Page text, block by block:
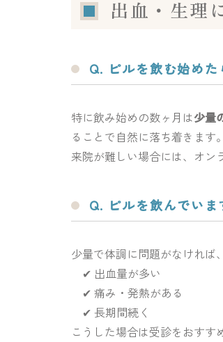
出血・生理
Q. ピルを飲む始めた
特に飲み始めの数ヶ月は少量
ることで自然に落ち着きます
来院が難しい場合には、オン
Q. ピルを飲んでい
少量で体調に問題がなければ、
✔ 出血量が多い
✔ 痛み・発熱がある
✔ 長期間続く
こうした場合は受診をおすす